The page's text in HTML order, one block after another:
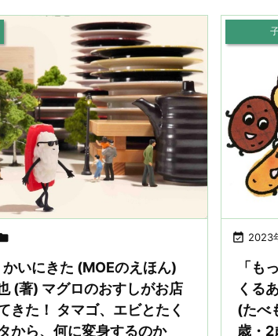
いにきた (MOEのえほん)
(著) マグロのおすしがお店
きた！ タマゴ、エビとたく
から、何に変身するのか
 2023
「も
くる
(たべ
歳・2